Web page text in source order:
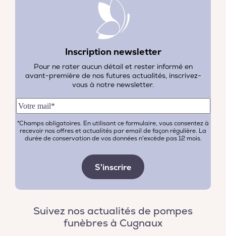
Inscription newsletter
Pour ne rater aucun détail et rester informé en
avant-première de nos futures actualités, inscrivez-
vous à notre newsletter.
*Champs obligatoires. En utilisant ce formulaire, vous consentez à
recevoir nos offres et actualités par email de façon régulière. La
durée de conservation de vos données n'excède pas 12 mois.
Suivez nos actualités de pompes
funèbres à Cugnaux